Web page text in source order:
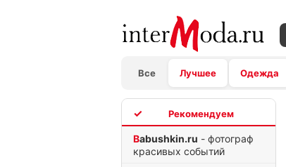
Все Лучшее Одежда
Babushkin.ru - фотограф
красивых событий